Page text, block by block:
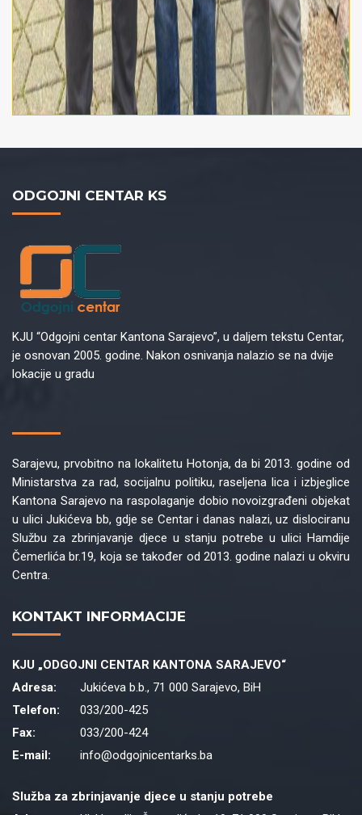
ODGOJNI CENTAR KS
KJU “Odgojni centar Kantona Sarajevo”, u daljem tekstu Centar,
je osnovan 2005. godine. Nakon osnivanja nalazio se na dvije
lokacije u gradu
Sarajevu, prvobitno na lokalitetu Hotonja, da bi 2013. godine od
Ministarstva za rad, socijalnu politiku, raseljena lica i izbjeglice
Kantona Sarajevo na raspolaganje dobio novoizgrađeni objekat
u ulici Jukićeva bb, gdje se Centar i danas nalazi, uz dislociranu
Službu za zbrinjavanje djece u stanju potrebe u ulici Hamdije
Čemerlića br.19, koja se također od 2013. godine nalazi u okviru
Centra.
KONTAKT INFORMACIJE
KJU „ODGOJNI CENTAR KANTONA SARAJEVO“
Adresa:
Jukićeva b.b., 71 000 Sarajevo, BiH
Telefon:
033/200-425
Fax:
033/200-424
E-mail:
info@odgojnicentarks.ba
Služba za zbrinjavanje djece u stanju potrebe